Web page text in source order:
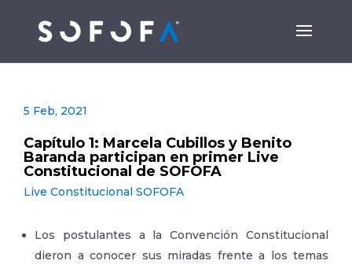
5 Feb, 2021
Capítulo 1: Marcela Cubillos y Benito
Baranda participan en primer Live
Constitucional de SOFOFA
Live Constitucional SOFOFA
Los postulantes a la Convención Constitucional
dieron a conocer sus miradas frente a los temas